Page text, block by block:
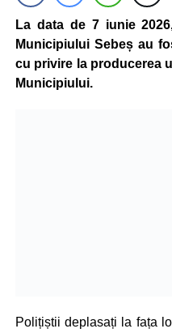
La data de 7 iunie
Municipiului Sebeș au
cu privire la producerea
Municipiului.
Polițiștii deplasați la fața